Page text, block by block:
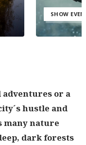
SHOW
adventures or a
hustle and
many nature
dark forests